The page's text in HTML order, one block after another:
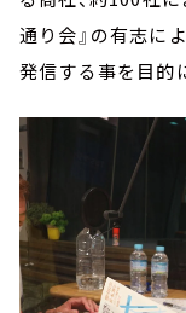
通り会』の有志に
発信する事を目的